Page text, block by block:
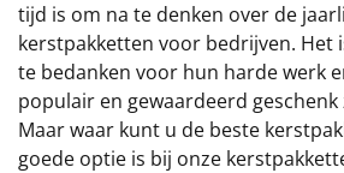
€100 en hoger
Alle kerstpakketten 2026
Thema
tijd is om na te denken over de
kerstpakketten voor bedrijven. Het
te bedanken voor hun harde werk
populair en gewaardeerd
Maar waar kunt u de beste
goede optie is bij onze